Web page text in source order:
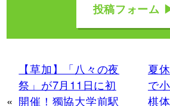
投稿フォーム
«
【草加】「八々の夜
祭」が7月11日に初
開催！獨協大学前駅
夏
で
棋